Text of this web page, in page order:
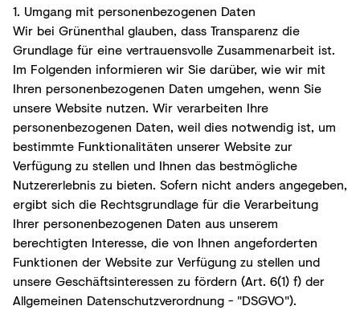
1. Umgang mit personenbezogenen Daten
Wir bei Grünenthal glauben, dass Transparenz die
Grundlage für eine vertrauensvolle Zusammenarbeit ist.
Im Folgenden informieren wir Sie darüber, wie wir mit
Ihren personenbezogenen Daten umgehen, wenn Sie
unsere Website nutzen. Wir verarbeiten Ihre
personenbezogenen Daten, weil dies notwendig ist, um
bestimmte Funktionalitäten unserer Website zur
Verfügung zu stellen und Ihnen das bestmögliche
Nutzererlebnis zu bieten. Sofern nicht anders angegeben,
ergibt sich die Rechtsgrundlage für die Verarbeitung
Ihrer personenbezogenen Daten aus unserem
berechtigten Interesse, die von Ihnen angeforderten
Funktionen der Website zur Verfügung zu stellen und
unsere Geschäftsinteressen zu fördern (Art. 6(1) f) der
Allgemeinen Datenschutzverordnung - "DSGVO").